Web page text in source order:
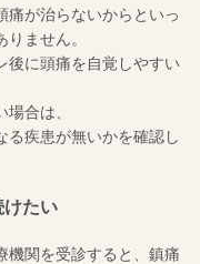
痛が治らないからといっ
ません。
後に頭痛を自覚しやすい
合は、
る疾患が無いかを確認し
けたい
機関を受診すると、鎮痛